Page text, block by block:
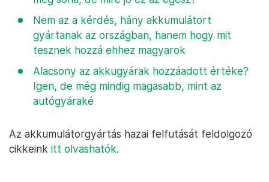
Nem az a kérdés, hány akkumulátort
gyártanak az országban, hanem hogy mit
tesznek hozzá ehhez magyarok
Alacsony az akkugyárak hozzáadott értéke?
Igen, de még mindig magasabb, mint az
autógyáraké
Az akkumulátorgyártás hazai felfutását feldolgozó
cikkeink itt olvashatók.